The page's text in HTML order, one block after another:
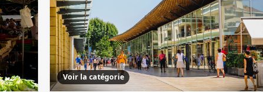
Voir la catégorie